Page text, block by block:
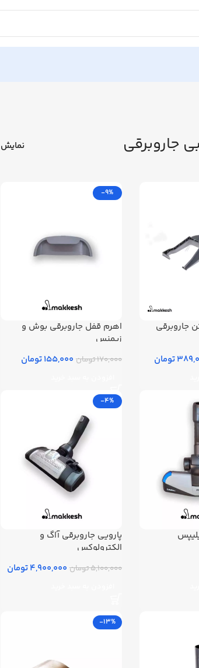
جاروبرقی نمایش
جاروبرقی
تومان
-9%
اهرم قفل جاروبرقی بوش و
زیمنس
170,000 تومان 155,000 تومان
-4%
پارویی جاروبرقی آاگ و
الکترولوکس
5,100,000 تومان 4,900,000 تومان
-13%